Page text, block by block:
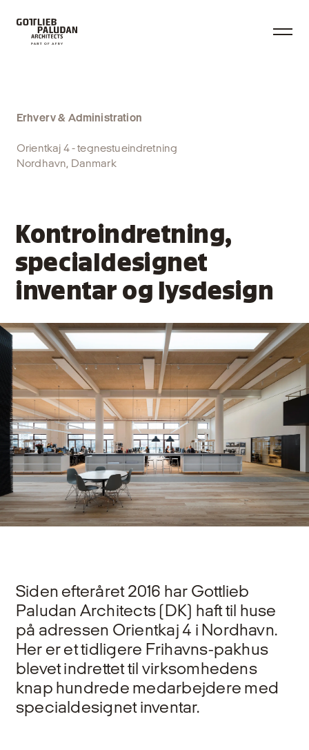
Kontroindretning,
specialdesignet
inventar og lysdesign
Erhverv & Administration
Orientkaj 4 - tegnestueindretning
Nordhavn, Danmark
Siden efteråret 2016 har Gottlieb
Paludan Architects (DK) haft til huse
på adressen Orientkaj 4 i Nordhavn.
Her er et tidligere Frihavns-pakhus
blevet indrettet til virksomhedens
knap hundrede medarbejdere med
specialdesignet inventar.